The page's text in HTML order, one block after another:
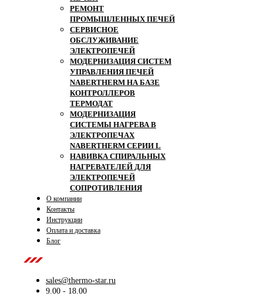
РЕМОНТ
ПРОМЫШЛЕННЫХ ПЕЧЕЙ
СЕРВИСНОЕ
ОБСЛУЖИВАНИЕ
ЭЛЕКТРОПЕЧЕЙ
МОДЕРНИЗАЦИЯ СИСТЕМ
УПРАВЛЕНИЯ ПЕЧЕЙ
NABERTHERM НА БАЗЕ
КОНТРОЛЛЕРОВ
ТЕРМОДАТ
МОДЕРНИЗАЦИЯ
СИСТЕМЫ НАГРЕВА В
ЭЛЕКТРОПЕЧАХ
NABERTHERM СЕРИИ L
НАВИВКА СПИРАЛЬНЫХ
НАГРЕВАТЕЛЕЙ ДЛЯ
ЭЛЕКТРОПЕЧЕЙ
СОПРОТИВЛЕНИЯ
О компании
Контакты
Инструкции
Оплата и доставка
Блог
sales@thermo-star.ru
9.00 - 18.00